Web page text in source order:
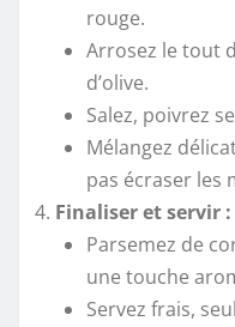
rouge.
Arrosez le tout
d’olive.
Salez, poivrez
Mélangez
pas écraser les
Finaliser et servir :
Parsemez de
une touche
Servez frais,